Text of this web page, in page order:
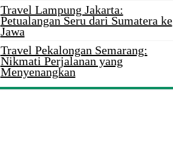
Travel Lampung Jakarta:
Petualangan Seru dari Sumatera ke
Jawa
Travel Pekalongan Semarang:
Nikmati Perjalanan yang
Menyenangkan